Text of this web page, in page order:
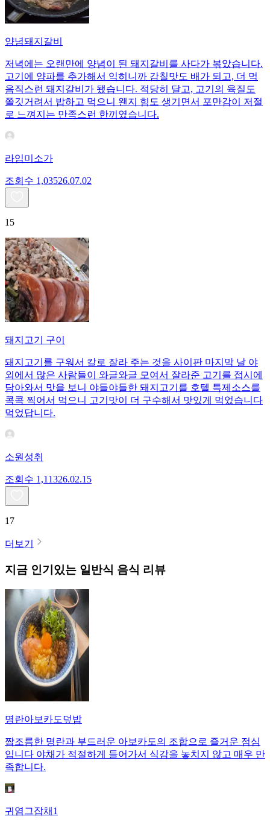
양념돼지갈비
저녁에는 오랜만에 양념이 된 돼지갈비를 사다가 볶았습니다.
고기에 양파를 추가해서 익히니까 감칠맛도 배가 되고, 더 먹
음직스런 돼지갈비가 됐습니다. 적당히 달고, 고기의 육질도
쫄깃거려서 밥하고 먹으니 왠지 힘도 생기면서 포만감이 저절
로 느껴지는 만족스런 한끼였습니다.
라임미소가
조회수 1,03526.07.02
15
돼지고기 구이
돼지고기를 구워서 칼로 잘라 주는 것을 사이판 마지막 날 야
외에서 많은 사람들이 와글와글 모여서 잘라준 고기를 접시에
담아와서 맛을 보니 야들야들한 돼지고기를 호텔 특제소스를
콕콕 찍어서 먹으니 고기맛이 더 구수해서 맛있게 먹었습니다
먹었답니다.
소원성취
조회수 1,11326.02.15
17
더보기
지금 인기있는 일반식 음식 리뷰
명란아보카도덮밥
짭조름한 명란과 부드러운 아보카도의 조합으로 즐거운 점심
입니다 야채가 적절하게 들어가서 식감을 놓치지 않고 매우 만
족합니다.
귀염그잡채1